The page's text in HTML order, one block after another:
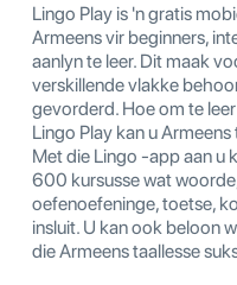
Lingo Play is 'n gratis
Armeens vir beginners,
aanlyn te leer. Dit maak
verskillende vlakke
gevorderd. Hoe om te
Lingo Play kan u
Met die Lingo -app aan u
600 kursusse wat
oefenoefeninge, toetse,
insluit. U kan ook beloon
die Armeens taallesse